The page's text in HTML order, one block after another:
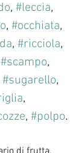
, #leccia,
, #occhiata,
, #ricciola,
#scampo,
#sugarello,
,
, #polpo.